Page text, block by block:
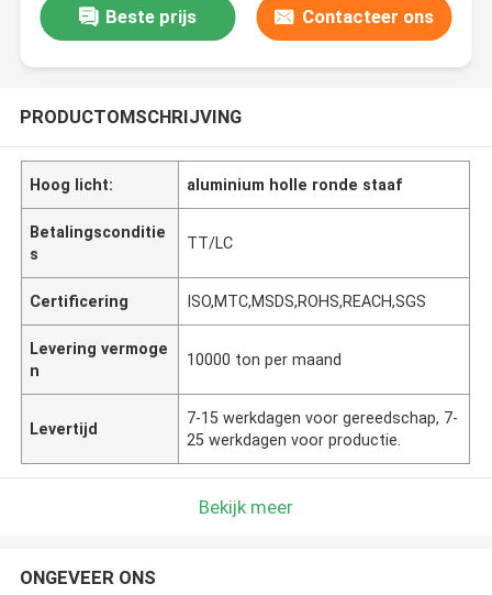
Beste prijs Contacteer ons
PRODUCTOMSCHRIJVING
Hoog licht: aluminium holle ronde staaf
Betalingsconditie
s
TT/LC
Certificering ISO,MTC,MSDS,ROHS,REACH,SGS
Levering vermoge
n
10000 ton per maand
Levertijd
7-15 werkdagen voor gereedschap, 7-
25 werkdagen voor productie.
Bekijk meer
ONGEVEER ONS